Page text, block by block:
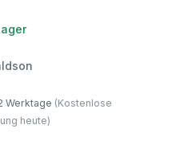
Werktage (Kostenlose
heute)